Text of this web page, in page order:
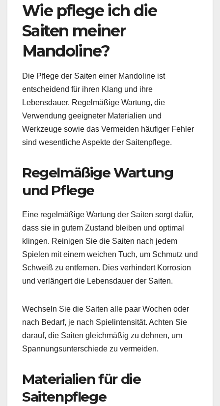
Wie pflege ich die
Saiten meiner
Mandoline?
Die Pflege der Saiten einer Mandoline ist
entscheidend für ihren Klang und ihre
Lebensdauer. Regelmäßige Wartung, die
Verwendung geeigneter Materialien und
Werkzeuge sowie das Vermeiden häufiger Fehler
sind wesentliche Aspekte der Saitenpflege.
Regelmäßige Wartung
und Pflege
Eine regelmäßige Wartung der Saiten sorgt dafür,
dass sie in gutem Zustand bleiben und optimal
klingen. Reinigen Sie die Saiten nach jedem
Spielen mit einem weichen Tuch, um Schmutz und
Schweiß zu entfernen. Dies verhindert Korrosion
und verlängert die Lebensdauer der Saiten.
Wechseln Sie die Saiten alle paar Wochen oder
nach Bedarf, je nach Spielintensität. Achten Sie
darauf, die Saiten gleichmäßig zu dehnen, um
Spannungsunterschiede zu vermeiden.
Materialien für die
Saitenpflege